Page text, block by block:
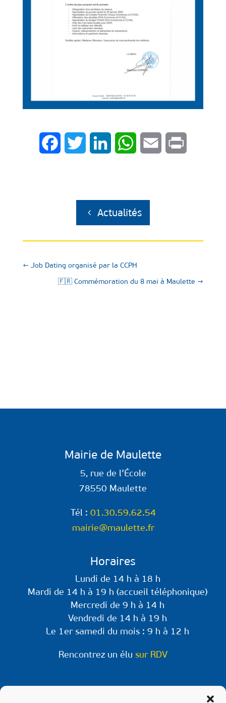
FacebookTwitter LinkedIn WhatsAppEmail
Actualités
← Job Dating organisé par la CCPH
🇫🇷 Commémoration du 8 mai à Maulette →
Mairie de Maulette
5, rue de l’École
78550 Maulette
Tél : 01.30.59.62.54
mairie@maulette.fr
Horaires
Lundi de 14 h à 18 h
Mardi de 14 h à 19 h (accueil téléphonique)
Mercredi de 9 h à 14 h
Vendredi de 14 h à 19 h
Le 1er samedi du mois : 9 h à 12 h
Rencontrez un élu sur RDV